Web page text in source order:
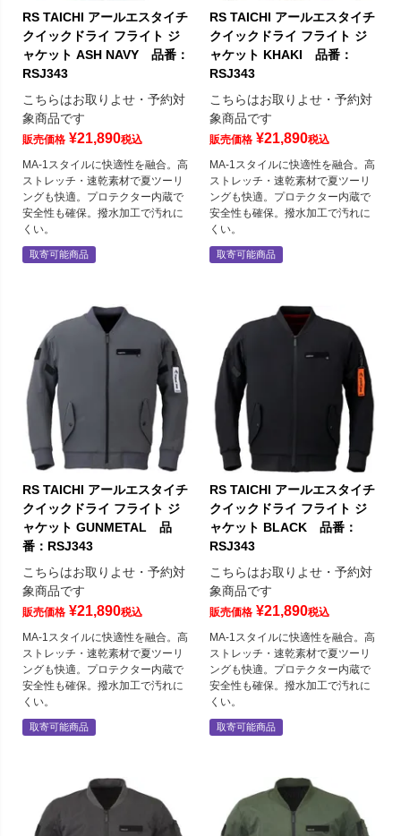
RS TAICHI アールエスタイチ
クイックドライ フライト ジ
ャケット ASH NAVY 品番：
RSJ343
こちらはお取りよせ・予約対
象商品です
販売価格 ¥21,890税込
MA-1スタイルに快適性を融合。高
ストレッチ・速乾素材で夏ツーリ
ングも快適。プロテクター内蔵で
安全性も確保。撥水加工で汚れに
くい。
取寄可能商品
RS TAICHI アールエスタイチ
クイックドライ フライト ジ
ャケット KHAKI 品番：
RSJ343
こちらはお取りよせ・予約対
象商品です
販売価格 ¥21,890税込
MA-1スタイルに快適性を融合。高
ストレッチ・速乾素材で夏ツーリ
ングも快適。プロテクター内蔵で
安全性も確保。撥水加工で汚れに
くい。
取寄可能商品
RS TAICHI アールエスタイチ
クイックドライ フライト ジ
ャケット GUNMETAL 品
番：RSJ343
こちらはお取りよせ・予約対
象商品です
販売価格 ¥21,890税込
MA-1スタイルに快適性を融合。高
ストレッチ・速乾素材で夏ツーリ
ングも快適。プロテクター内蔵で
安全性も確保。撥水加工で汚れに
くい。
取寄可能商品
RS TAICHI アールエスタイチ
クイックドライ フライト ジ
ャケット BLACK 品番：
RSJ343
こちらはお取りよせ・予約対
象商品です
販売価格 ¥21,890税込
MA-1スタイルに快適性を融合。高
ストレッチ・速乾素材で夏ツーリ
ングも快適。プロテクター内蔵で
安全性も確保。撥水加工で汚れに
くい。
取寄可能商品